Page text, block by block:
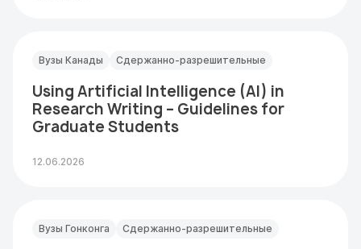
Вузы Канады Сдержанно-разрешительные
Using Artificial Intelligence (AI) in
Research Writing – Guidelines for
Graduate Students
12.06.2026
Вузы Гонконга Сдержанно-разрешительные